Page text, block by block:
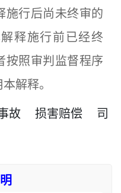
行后尚未终审的
释施行前已经终
按照审判监督程序
本解释。
故 损害赔偿
司